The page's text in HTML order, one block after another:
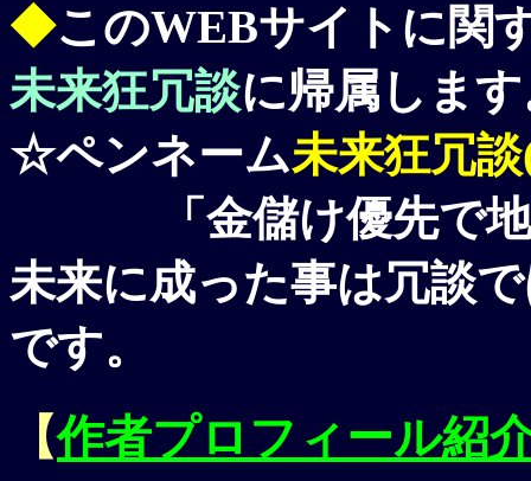
◆このWEBサイトに関
未来狂冗談に帰属しま
☆ペンネーム未来狂冗
「金儲け優先で地球
未来に成った事は冗談
です。
【作者プロフィール紹